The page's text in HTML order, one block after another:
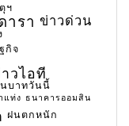
ฯ
ารา ข่าวด่วน
กิจ
วไอที
นบาทวันนี้
แท่ง ธนาคารออมสิน
ฝนตกหนัก